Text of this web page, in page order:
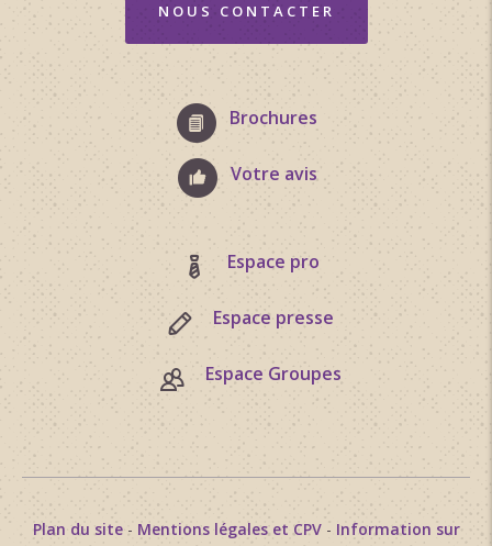
NOUS CONTACTER
Brochures
Votre avis
Espace pro
Espace presse
Espace Groupes
Plan du site- Mentions légales et CPV- Information sur